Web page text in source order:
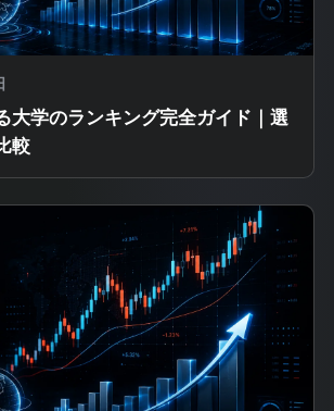
大学のランキング完全ガイド｜選
較